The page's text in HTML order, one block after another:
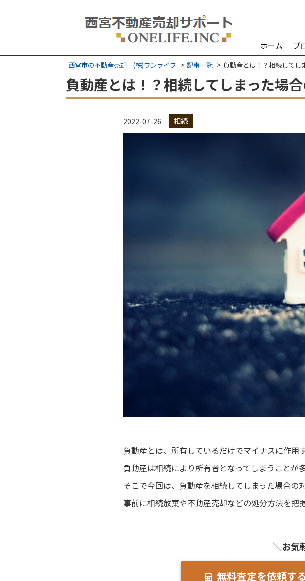
ホーム ブ
西宮市の不動産売却｜(株)ワンライフ 記事一覧 負動産とは！？相続してし
負動産とは！？相続してしまった場
2022-07-26 相続
負動産とは、所有しているだけでマイナスに作用
負動産は相続により所有者となってしまうことが
そこで今回は、負動産を相続してしまった場合の
事前に相続放棄や不動産売却などの処分方法を把
＼お気
無料査定を依頼す